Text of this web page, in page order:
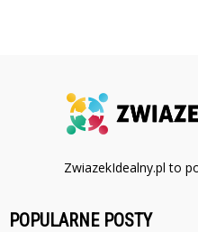
ZwiazekIdealny.pl to
POPULARNE POSTY